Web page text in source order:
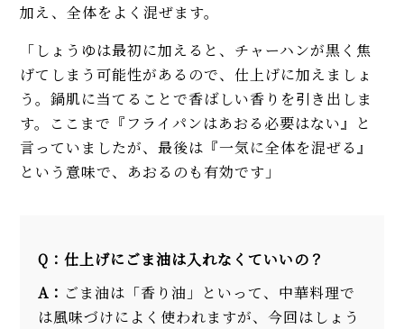
加え、全体をよく混ぜます。
「しょうゆは最初に加えると、チャーハンが黒く焦
げてしまう可能性があるので、仕上げに加えましょ
う。鍋肌に当てることで香ばしい香りを引き出しま
す。ここまで『フライパンはあおる必要はない』と
言っていましたが、最後は『一気に全体を混ぜる』
という意味で、あおるのも有効です」
Q：仕上げにごま油は入れなくていいの？
A： ごま油は「香り油」といって、中華料理で
は風味づけによく使われますが、今回はしょう